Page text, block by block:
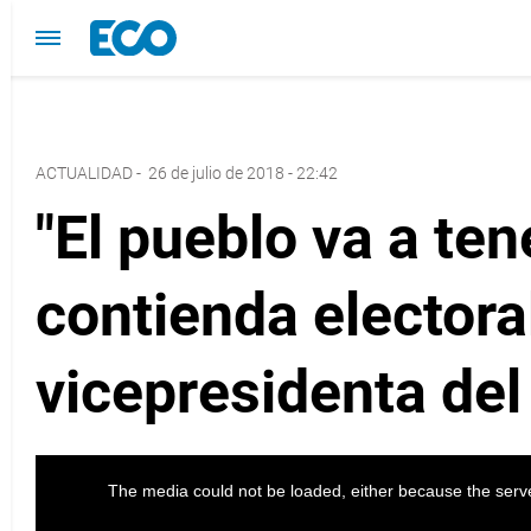
ACTUALIDAD- 26 de julio de 2018 - 22:42
"El pueblo va a
contienda
vicepresidenta del
The media could not be loaded, either because the